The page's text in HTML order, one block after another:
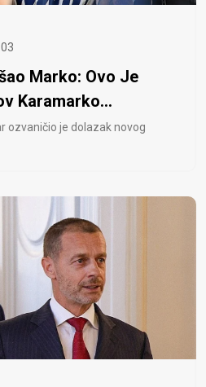
Marko: Ovo Je
Karamarko...
ozvaničio je dolazak novog